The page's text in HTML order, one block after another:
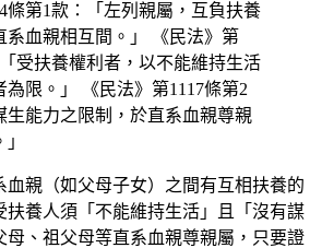
條第1款：「左列親屬，互負扶養
系血親相互間。」 《民法》第
受扶養權利者，以不能維持生活
為限。」 《民法》第1117條第2
生能力之限制，於直系血親尊親
血親（如父母子女）之間有互相扶養的
扶養人須「不能維持生活」且「沒有謀
母、祖父母等直系血親尊親屬，只要證